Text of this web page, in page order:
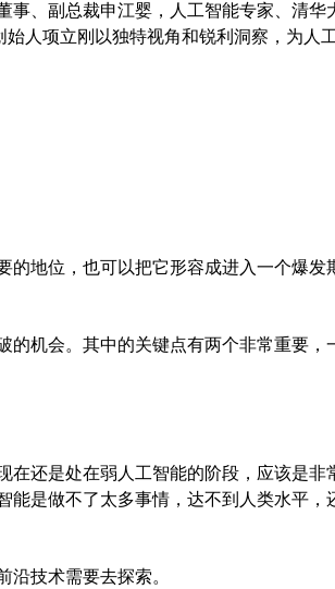
、副总裁申江婴，人工智能专家、清华
人项立刚以独特视角和锐利洞察，为人
地位，也可以把它形容成进入一个爆发
机会。其中的关键点有两个非常重要，
还是处在弱人工智能的阶段，应该是非
能是做不了太多事情，达不到人类水平，
技术需要去探索。